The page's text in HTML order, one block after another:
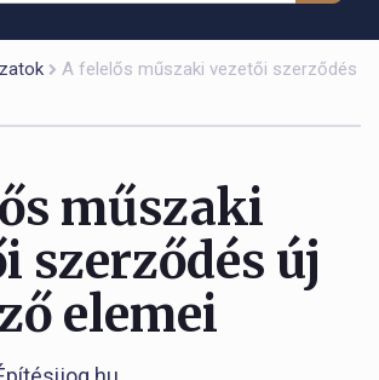
A felelős műszaki vezetői szerződés
műszaki
szerződés új
elemei